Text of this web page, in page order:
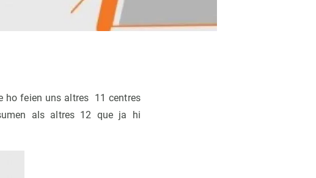
ho feien uns altres 11 centres
als altres 12 que ja hi